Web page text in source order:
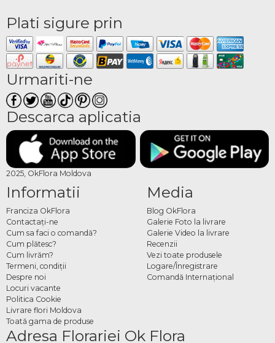
Plati sigure prin
Urmariti-ne
Descarca aplicatia
2025, OkFlora Moldova
Informatii
Franciza OkFlora
Contactaţi-ne
Cum sa faci o comandă?
Cum plătesc?
Cum livrăm?
Termeni, condiţii
Despre noi
Locuri vacante
Politica Cookie
Livrare flori Moldova
Toată gama de produse
Media
Blog OkFlora
Galerie Foto la livrare
Galerie Video la livrare
Recenzii
Vezi toate produsele
Logare/Înregistrare
Comandă Internațional
Adresa Florariei Ok Flora